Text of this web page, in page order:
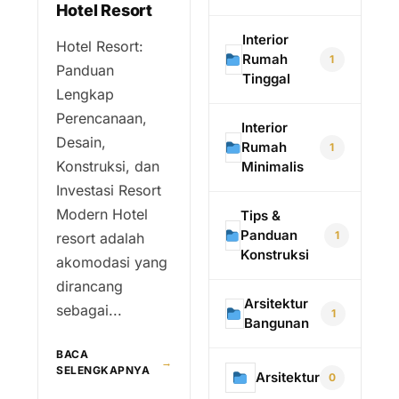
Hotel Resort
Hotel Resort:
Panduan
Lengkap
Perencanaan,
Desain,
Konstruksi, dan
Investasi Resort
Modern Hotel
resort adalah
akomodasi yang
dirancang
sebagai...
BACA
SELENGKAPNYA
→
Interior
Rumah
Tinggal
1
Interior
Rumah
Minimalis
1
Tips &
Panduan
Konstruksi
1
Arsitektur
Bangunan
1
Arsitektur 0